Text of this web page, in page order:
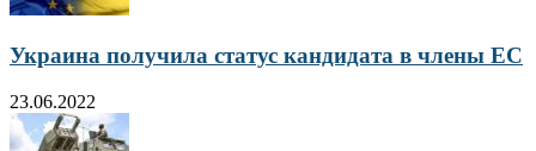
Украина получила статус кандидата в члены ЕС
23.06.2022